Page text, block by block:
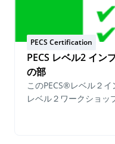
実践されているかの
定™プロセスは自分の
すが、申請者は申請日
を完了する必要があります。 Upon
completing the
Certification of
Implementer
PECS Level 1
PECS Certification
PECS レベル2 イン
の部
このPECS®レベル２
レベル２ワークショッ
ル２知識試験に合格
チ🄬」とPECS🄬を教